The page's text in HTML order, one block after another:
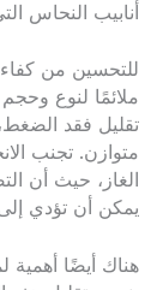
أنابيب النحاس
للتحسين من
ملائمًا لنوع
تقليل فقد
متوازن. تجنب
الغاز، حيث أن
يمكن أن تؤدي
هناك أيضًا أهمية